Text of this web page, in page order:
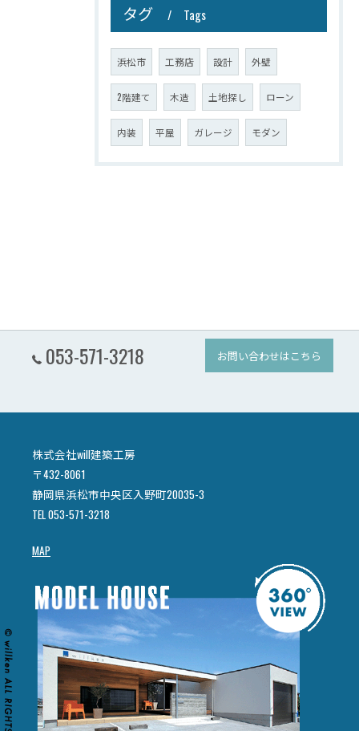
タグ Tags
浜松市 工務店 設計 外壁
2階建て 木造 土地探し ローン
内装 平屋 ガレージ モダン
053-571-3218 お問い合わせはこちら
株式会社will建築工房
〒432-8061
静岡県浜松市中央区入野町20035-3
TEL 053-571-3218
MAP